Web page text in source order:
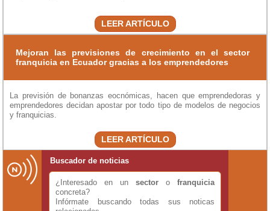
LEER ARTÍCULO
Mejoran las previsiones de crecimiento en el sector
franquicia en Ecuador gracias a los emprendedores
La previsión de bonanzas eocnómicas, hacen que emprendedoras y
emprendedores decidan apostar por todo tipo de modelos de negocios
y franquicias.
LEER ARTÍCULO
Buscador de noticias
¿Interesado en un sector o franquicia
concreta?
Infórmate buscando todas sus noticas